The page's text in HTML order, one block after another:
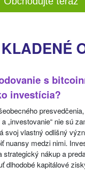
s
investícia?
a „investovanie“ nie sú
svoj vlastný odlišný
nuansy medzi nimi.
strategický nákup a
dlhodobé kapitálové